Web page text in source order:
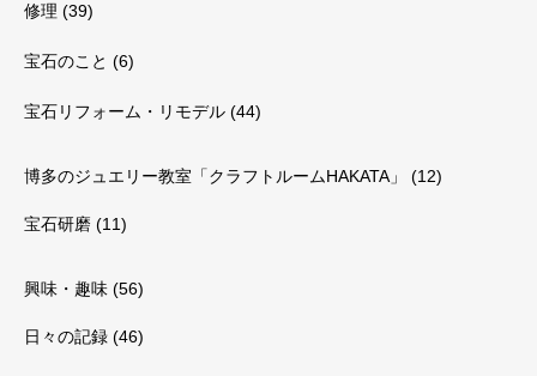
修理 (39)
宝石のこと (6)
宝石リフォーム・リモデル (44)
博多のジュエリー教室「クラフトルームHAKATA」 (12)
宝石研磨 (11)
興味・趣味 (56)
日々の記録 (46)